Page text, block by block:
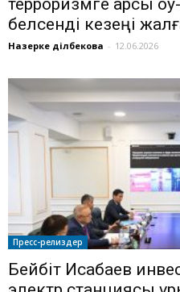
терроризмге қарсы
белсенді кезеңі
Назерке Әділбекова - 12.06.2026
Пресс-релиздер
Бейбіт Исабаев